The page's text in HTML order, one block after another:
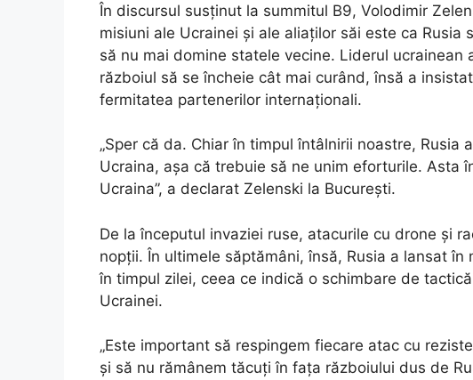
În discursul susținut la summitul B9, Volodimir
misiuni ale Ucrainei și ale aliaților săi este ca Rusia
să nu mai domine statele vecine. Liderul
războiul să se încheie cât mai curând, însă a
fermitatea partenerilor internaționali.
„Sper că da. Chiar în timpul întâlnirii noastre, Rusia
Ucraina, așa că trebuie să ne unim eforturile. Asta
Ucraina”, a declarat Zelenski la București.
De la începutul invaziei ruse, atacurile cu drone și
nopții. În ultimele săptămâni, însă, Rusia a lansat
în timpul zilei, ceea ce indică o schimbare de
Ucrainei.
„Este important să respingem fiecare atac cu
și să nu rămânem tăcuți în fața războiului dus de